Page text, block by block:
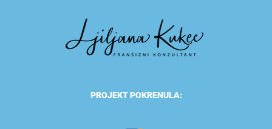
PROJEKT POKRENULA: